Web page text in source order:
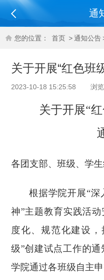
通
您的位置： 首页 >通知公告
关于开展“红色班
2023-10-18 15:25:58 浏
关于开展“
各团支部、班级、学
根据学院开展“深
神”主题教育实践活动
度化、规范化建设
级”创建试点工作的
学院通过各班级自主